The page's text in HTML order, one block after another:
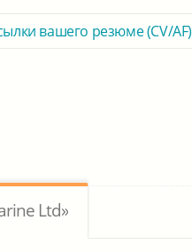
вашего резюме (CV/AF)
Ltd»